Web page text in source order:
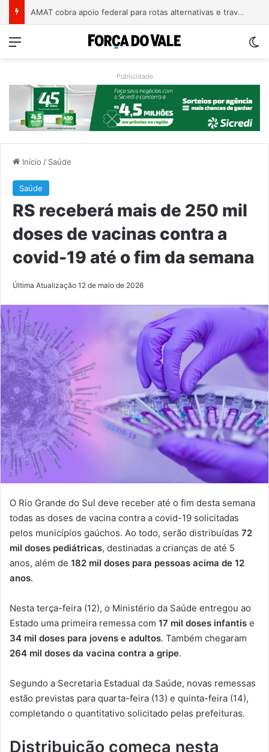
A arte de projetar o dom de cuidar
Menu
Publicidade
Início / Saúde
Saúde
RS receberá mais de 250 mil
doses de vacinas contra a
covid-19 até o fim da semana
Última Atualização 12 de maio de 2026
O Rio Grande do Sul deve receber até o fim desta semana
todas as doses de vacina contra a covid-19 solicitadas
pelos municípios gaúchos. Ao todo, serão distribuídas 72
mil doses pediátricas, destinadas a crianças de até 5
anos, além de 182 mil doses para pessoas acima de 12
anos.
Nesta terça-feira (12), o Ministério da Saúde entregou ao
Estado uma primeira remessa com 17 mil doses infantis e
34 mil doses para jovens e adultos. Também chegaram
264 mil doses da vacina contra a gripe.
Segundo a Secretaria Estadual da Saúde, novas remessas
estão previstas para quarta-feira (13) e quinta-feira (14),
completando o quantitativo solicitado pelas prefeituras.
Distribuição começa nesta